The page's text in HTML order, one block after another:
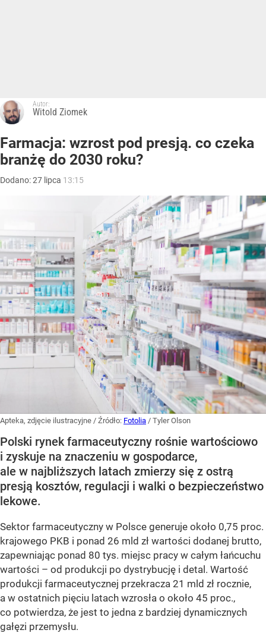
Autor:
Witold Ziomek
Farmacja: wzrost pod presją. co czeka
branżę do 2030 roku?
Dodano:27 lipca 13:15
Apteka, zdjęcie ilustracyjne / Źródło: Fotolia / Tyler Olson
Polski rynek farmaceutyczny rośnie wartościowo
i zyskuje na znaczeniu w gospodarce,
ale w najbliższych latach zmierzy się z ostrą
presją kosztów, regulacji i walki o bezpieczeństwo
lekowe.
Sektor farmaceutyczny w Polsce generuje około 0,75 proc.
krajowego PKB i ponad 26 mld zł wartości dodanej brutto,
zapewniając ponad 80 tys. miejsc pracy w całym łańcuchu
wartości – od produkcji po dystrybucję i detal. Wartość
produkcji farmaceutycznej przekracza 21 mld zł rocznie,
a w ostatnich pięciu latach wzrosła o około 45 proc.,
co potwierdza, że jest to jedna z bardziej dynamicznych
gałęzi przemysłu.